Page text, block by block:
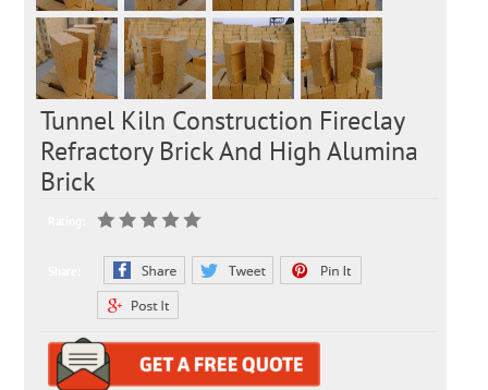
Tunnel Kiln Construction Fireclay
Refractory Brick And High Alumina
Brick